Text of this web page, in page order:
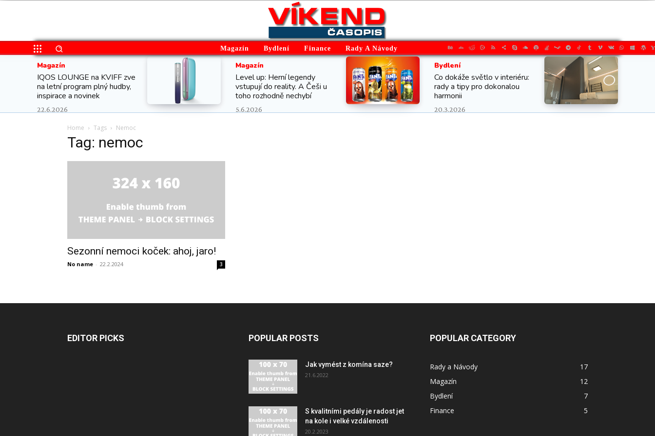
Magazín Bydlení Finance Rady A Návody
Magazín
IQOS LOUNGE na KVIFF zve
na letní program plný hudby,
inspirace a novinek
22.6.2026
Magazín
Level up: Herní legendy
vstupují do reality. A Češi u
toho rozhodně nechybí
5.6.2026
Bydlení
Co dokáže světlo v interiéru:
rady a tipy pro dokonalou
harmonii
20.3.2026
Home Tags Nemoc
Tag: nemoc
Sezonní nemoci koček: ahoj, jaro!
No name - 22.2.2024 3
EDITOR PICKS POPULAR POSTS
Jak vymést z komína saze?
21.6.2022
S kvalitními pedály je radost jet
na kole i velké vzdálenosti
20.2.2023
POPULAR CATEGORY
Rady a Návody
17
Magazín
12
Bydlení
7
Finance
5